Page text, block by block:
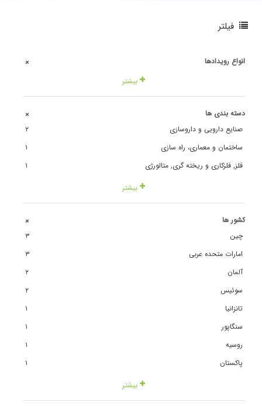
فیلتر
انواع رویدادها +
بیشتر
دسته بندی ها +
صنایع دارویی و داروسازی
٢
ساختمان و معماری، راه سازی
١
فلز, فلزکاری و ریخته گری, متالورژی
١
بیشتر
کشور ها +
چین
٣
امارات متحده عربی
٣
آلمان
٢
سوئیس
٢
تانزانیا
١
سنگاپور
١
روسیه
١
پاکستان
١
بیشتر